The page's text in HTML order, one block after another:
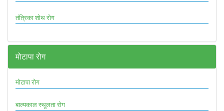
तंत्रिका शोथ रोग
मोटापा रोग
मोटापा रोग
बाल्यकाल स्थूलता रोग